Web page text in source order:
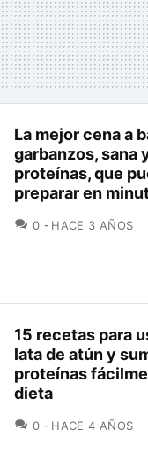
La mejor cena a
garbanzos, sana
proteínas, que
preparar en
0 COMENTARIOS
HACE 3 AÑOS
15 recetas para
lata de atún y
proteínas
dieta
0 COMENTARIOS
HACE 4 AÑOS